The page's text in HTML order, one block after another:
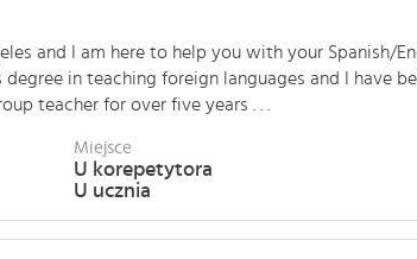
and I am here to help you with your Spanish/
degree in teaching foreign languages and I have
teacher for over five years . . .
Miejsce
U korepetytora
U ucznia